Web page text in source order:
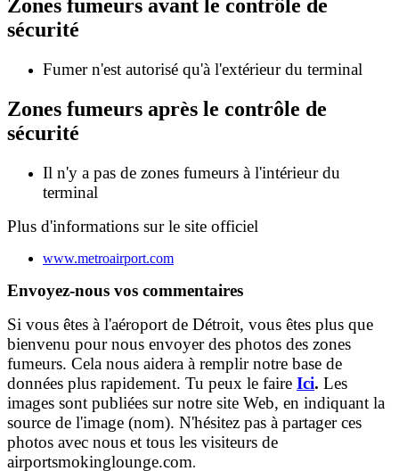
Zones fumeurs avant le contrôle de
sécurité
Fumer n'est autorisé qu'à l'extérieur du terminal
Zones fumeurs après le contrôle de
sécurité
Il n'y a pas de zones fumeurs à l'intérieur du
terminal
Plus d'informations sur le site officiel
www.metroairport.com
Envoyez-nous vos commentaires
Si vous êtes à l'aéroport de Détroit, vous êtes plus que
bienvenu pour nous envoyer des photos des zones
fumeurs. Cela nous aidera à remplir notre base de
données plus rapidement. Tu peux le faire Ici. Les
images sont publiées sur notre site Web, en indiquant la
source de l'image (nom). N'hésitez pas à partager ces
photos avec nous et tous les visiteurs de
airportsmokinglounge.com.